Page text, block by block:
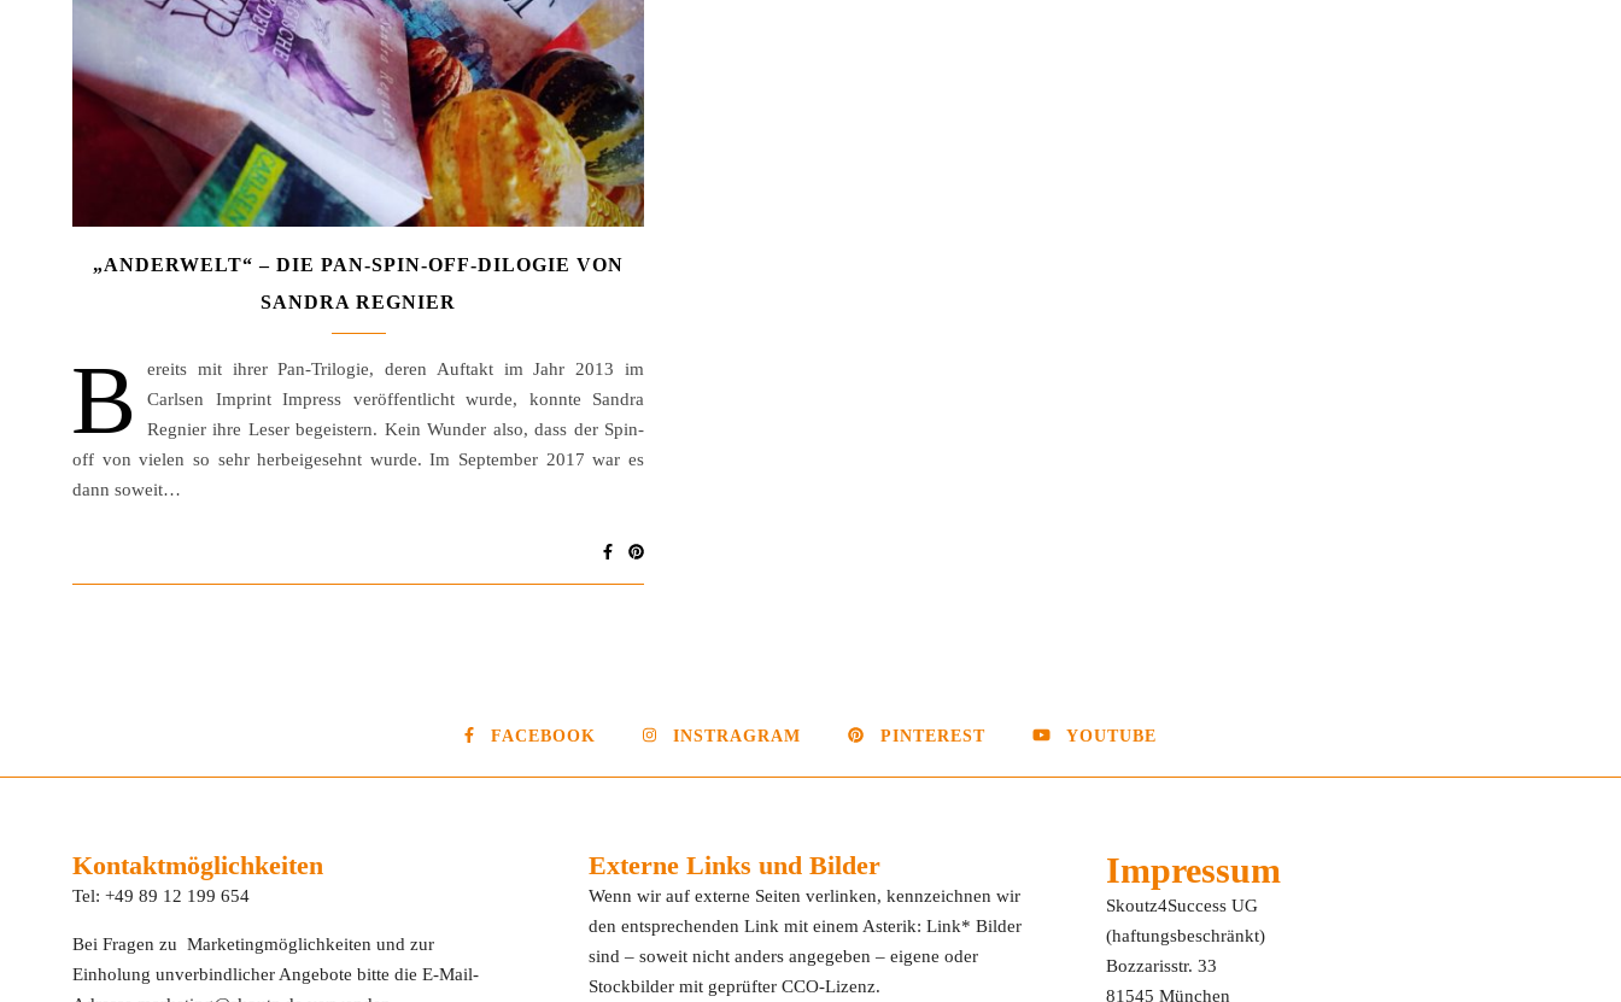
„ANDERWELT“ – DIE PAN-SPIN-OFF-DILOGIE VON
SANDRA REGNIER
B
ereits mit ihrer Pan-Trilogie, deren Auftakt im Jahr 2013 im
Carlsen Imprint Impress veröffentlicht wurde, konnte Sandra
Regnier ihre Leser begeistern. Kein Wunder also, dass der Spin-
off von vielen so sehr herbeigesehnt wurde. Im September 2017 war es
dann soweit…
FACEBOOK INSTRAGRAM PINTEREST YOUTUBE
Kontaktmöglichkeiten
Tel: +49 89 12 199 654
Bei Fragen zu Marketingmöglichkeiten und zur
Einholung unverbindlicher Angebote bitte die E-Mail-
Externe Links und Bilder
Wenn wir auf externe Seiten verlinken, kennzeichnen wir
den entsprechenden Link mit einem Asterik: Link* Bilder
sind – soweit nicht anders angegeben – eigene oder
Stockbilder mit geprüfter CCO-Lizenz.
Impressum
Skoutz4Success UG
(haftungsbeschränkt)
Bozzarisstr. 33
81545 München